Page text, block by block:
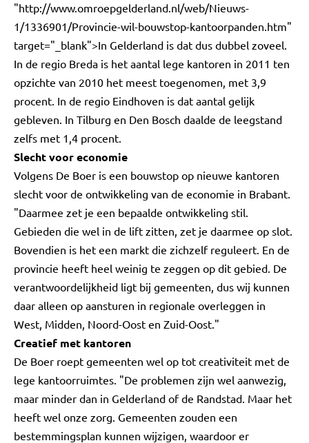
"http://www.omroepgelderland.nl/web/Nieuws-
1/1336901/Provincie-wil-bouwstop-kantoorpanden.htm"
target="_blank">In Gelderland is dat dus dubbel zoveel.
In de regio Breda is het aantal lege kantoren in 2011 ten
opzichte van 2010 het meest toegenomen, met 3,9
procent. In de regio Eindhoven is dat aantal gelijk
gebleven. In Tilburg en Den Bosch daalde de leegstand
zelfs met 1,4 procent.
Slecht voor economie
Volgens De Boer is een bouwstop op nieuwe kantoren
slecht voor de ontwikkeling van de economie in Brabant.
"Daarmee zet je een bepaalde ontwikkeling stil.
Gebieden die wel in de lift zitten, zet je daarmee op slot.
Bovendien is het een markt die zichzelf reguleert. En de
provincie heeft heel weinig te zeggen op dit gebied. De
verantwoordelijkheid ligt bij gemeenten, dus wij kunnen
daar alleen op aansturen in regionale overleggen in
West, Midden, Noord-Oost en Zuid-Oost."
Creatief met kantoren
De Boer roept gemeenten wel op tot creativiteit met de
lege kantoorruimtes. "De problemen zijn wel aanwezig,
maar minder dan in Gelderland of de Randstad. Maar het
heeft wel onze zorg. Gemeenten zouden een
bestemmingsplan kunnen wijzigen, waardoor er